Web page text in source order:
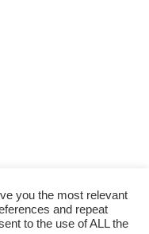
you the most relevant
and repeat
to the use of ALL the